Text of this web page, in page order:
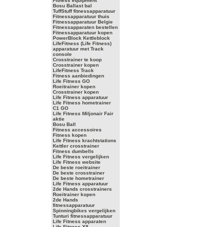
Bosu Ballast bal
TuffStuff fitnessapparatuur
Fitnessapparatuur thuis
Fitnessapparatuur Belgie
Fitnessapparaten bestellen
Fitnessapparatuur kopen
PowerBlock Kettleblock
LifeFitness (Life Fitness)
apparatuur met Track
console
Crosstrainer te koop
Crosstrainer kopen
LifeFitness Track
Fitness aanbiedingen
Life Fitness GO
Roeitrainer kopen
Crosstrainer kopen
Life Fitness apparatuur
Life Fitness hometrainer
C1 GO
Life Fitness Miljonair Fair
aktie
Bosu Ball
Fitness accessoires
Fitness kopen
Life Fitness krachtstations
Kettler crosstrainer
Fitness dumbells
Life Fitness vergelijken
Life Fitness website
De beste roeitrainer
De beste crosstrainer
De beste hometrainer
Life Fitness apparatuur
2de Hands crosstrainers
Roeitrainer kopen
2de Hands
fitnessapparatuur
Spinningbikes vergelijken
Tunturi fitnessapparatuur
Life Fitness apparaten